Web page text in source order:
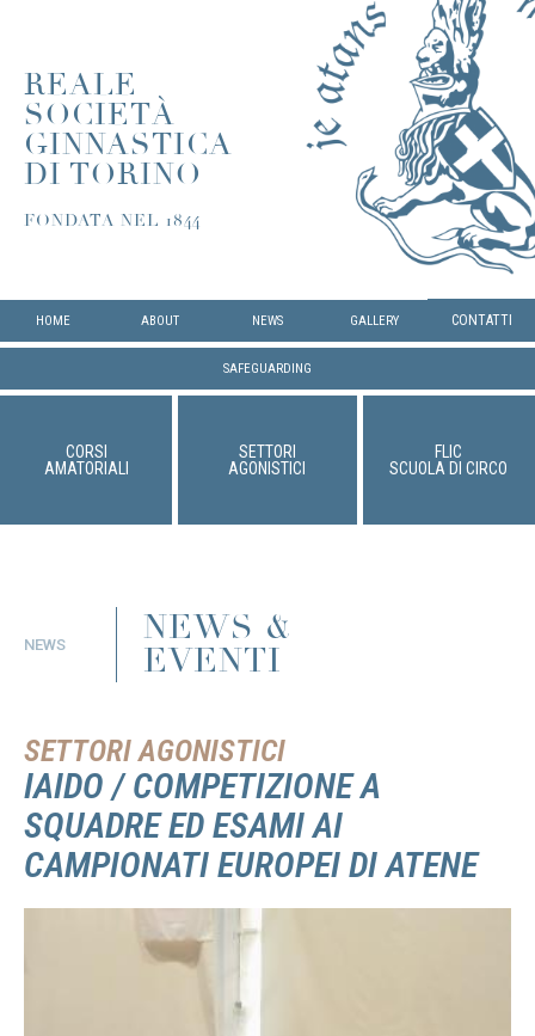
REALE
SOCIETÀ
GINNASTICA
DI TORINO
FONDATA NEL 1844
HOME ABOUT NEWS GALLERY CONTATTI
SAFEGUARDING
CORSI
AMATORIALI
SETTORI
AGONISTICI
FLIC
SCUOLA DI CIRCO
NEWS
NEWS &
EVENTI
SETTORI AGONISTICI
IAIDO / COMPETIZIONE A
SQUADRE ED ESAMI AI
CAMPIONATI EUROPEI DI ATENE